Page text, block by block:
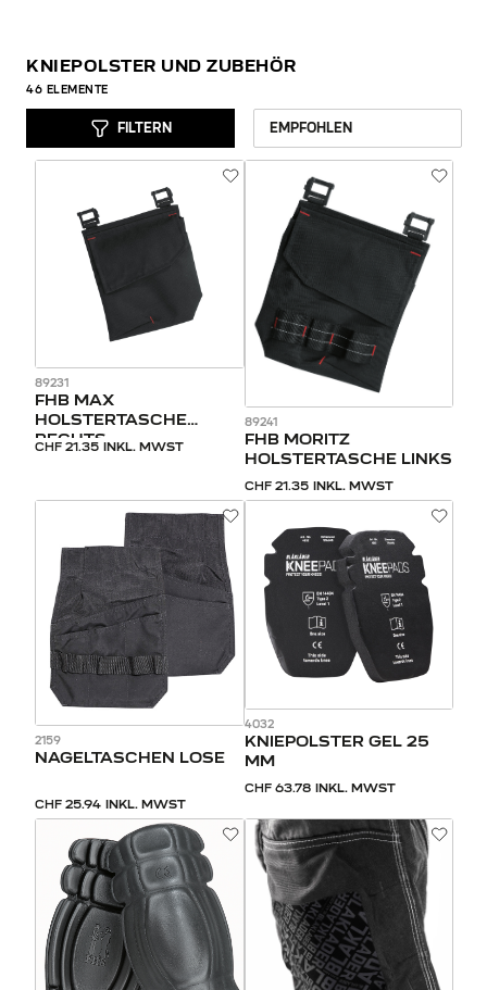
KNIEPOLSTER UND ZUBEHÖR
46 ELEMENTE
FILTERN
89231
FHB MAX
HOLSTERTASCHE
RECHTS
CHF 21.35 INKL. MWST
89241
FHB MORITZ
HOLSTERTASCHE LINKS
CHF 21.35 INKL. MWST
2159
NAGELTASCHEN LOSE
CHF 25.94 INKL. MWST
4032
KNIEPOLSTER GEL 25
MM
CHF 63.78 INKL. MWST